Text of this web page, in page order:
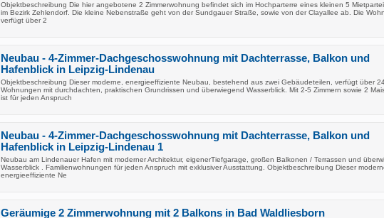
Objektbeschreibung Die hier angebotene 2 Zimmerwohnung befindet sich im Hochparterre eines kleinen 5
im Bezirk Zehlendorf. Die kleine Nebenstraße geht von der Sundgauer Straße, sowie von der Clayallee ab. Die
verfügt über 2
Neubau - 4-Zimmer-Dachgeschosswohnung mit Dachterrasse, Balkon und
Hafenblick in Leipzig-Lindenau
Objektbeschreibung Dieser moderne, energieeffiziente Neubau, bestehend aus zwei Gebäudeteilen, verfügt über
Wohnungen mit durchdachten, praktischen Grundrissen und überwiegend Wasserblick. Mit 2-5 Zimmern sowie 2
ist für jeden Anspruch
Neubau - 4-Zimmer-Dachgeschosswohnung mit Dachterrasse, Balkon und
Hafenblick in Leipzig-Lindenau 1
Neubau am Lindenauer Hafen mit moderner Architektur, eigenerTiefgarage, großen Balkonen / Terrassen und
Wasserblick . Familienwohnungen für jeden Anspruch mit exklusiver Ausstattung. Objektbeschreibung Dieser
energieeffiziente Ne
Geräumige 2 Zimmerwohnung mit 2 Balkons in Bad Waldliesborn